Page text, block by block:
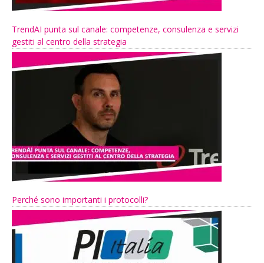
TrendAI punta sul canale: competenze, consulenza e servizi
gestiti al centro della strategia
Perché sono importanti i protocolli?